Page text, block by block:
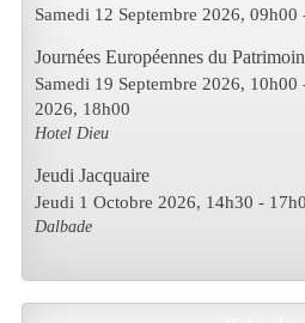
Samedi 12 Septembre 2026, 09h00
Journées Européennes du
Samedi 19 Septembre 2026, 10h00
2026, 18h00
Hotel Dieu
Jeudi Jacquaire
Jeudi 1 Octobre 2026, 14h30 -
Dalbade